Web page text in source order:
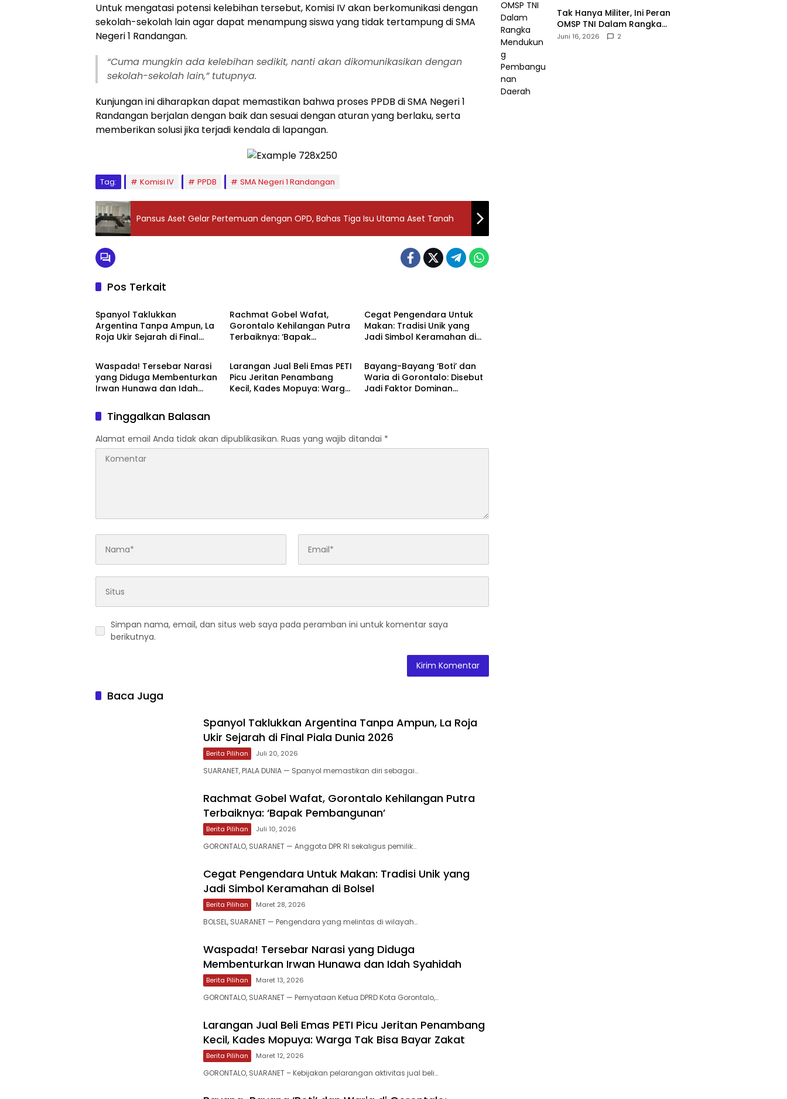
Untuk mengatasi potensi kelebihan tersebut, Komisi IV akan berkomunikasi dengan
sekolah-sekolah lain agar dapat menampung siswa yang tidak tertampung di SMA
Negeri 1 Randangan.
“Cuma mungkin ada kelebihan sedikit, nanti akan dikomunikasikan dengan
sekolah-sekolah lain,” tutupnya.
Kunjungan ini diharapkan dapat memastikan bahwa proses PPDB di SMA Negeri 1
Randangan berjalan dengan baik dan sesuai dengan aturan yang berlaku, serta
memberikan solusi jika terjadi kendala di lapangan.
Tag: Komisi IV PPDB SMA Negeri 1 Randangan
Pansus Aset Gelar Pertemuan dengan OPD, Bahas Tiga Isu Utama Aset Tanah
Pos Terkait
Berita Pilihan
‎Spanyol Taklukkan
Argentina Tanpa Ampun, La
Roja Ukir Sejarah di Final
‎Rachmat Gobel Wafat,
Gorontalo Kehilangan Putra
Terbaiknya: ‘Bapak
‎Cegat Pengendara Untuk
Makan: Tradisi Unik yang
Jadi Simbol Keramahan di
Berita Pilihan
‎Waspada! Tersebar Narasi
yang Diduga Membenturkan
Irwan Hunawa dan Idah
Berita Pilihan
‎Larangan Jual Beli Emas PETI
Picu Jeritan Penambang
Kecil, Kades Mopuya: Warga
Berita Pilihan
Bayang-Bayang ‘Boti’ dan
Waria di Gorontalo: Disebut
Jadi Faktor Dominan
Tinggalkan Balasan
Alamat email Anda tidak akan dipublikasikan. Ruas yang wajib ditandai *
Simpan nama, email, dan situs web saya pada peramban ini untuk komentar saya
berikutnya.
Baca Juga
‎Spanyol Taklukkan Argentina Tanpa Ampun, La Roja
Ukir Sejarah di Final Piala Dunia 2026
Berita Pilihan Juli 20, 2026
SUARANET, PIALA DUNIA — Spanyol memastikan diri sebagai…
‎Rachmat Gobel Wafat, Gorontalo Kehilangan Putra
Terbaiknya: ‘Bapak Pembangunan’‎
Berita Pilihan Juli 10, 2026
‎GORONTALO, SUARANET — Anggota DPR RI sekaligus pemilik…
‎Cegat Pengendara Untuk Makan: Tradisi Unik yang
Jadi Simbol Keramahan di Bolsel
Berita Pilihan Maret 28, 2026
BOLSEL, SUARANET — Pengendara yang melintas di wilayah…
‎Waspada! Tersebar Narasi yang Diduga
Membenturkan Irwan Hunawa dan Idah Syahidah ‎‎
Berita Pilihan Maret 13, 2026
GORONTALO, SUARANET — Pernyataan Ketua DPRD Kota Gorontalo,…
‎Larangan Jual Beli Emas PETI Picu Jeritan Penambang
Kecil, Kades Mopuya: Warga Tak Bisa Bayar Zakat‎‎
Berita Pilihan Maret 12, 2026
GORONTALO, SUARANET – Kebijakan pelarangan aktivitas jual beli…
‎Tak Hanya Militer, Ini Peran
OMSP TNI Dalam Rangka
Mendukung Pembangunan
Juni 16, 2026 2